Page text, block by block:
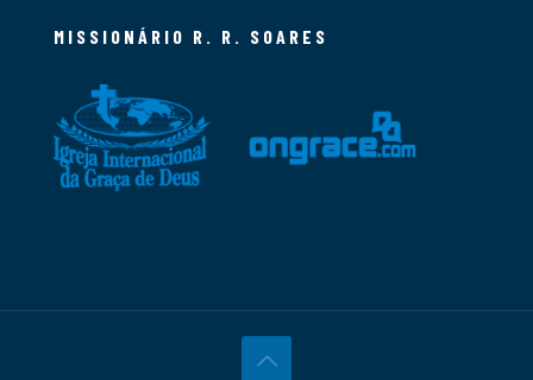
MISSIONÁRIO R. R. SOARES